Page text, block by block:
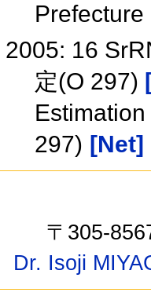
Prefecture
2005: 16
定(O 297)
297) [Net]
〒305-
Dr. Isoji